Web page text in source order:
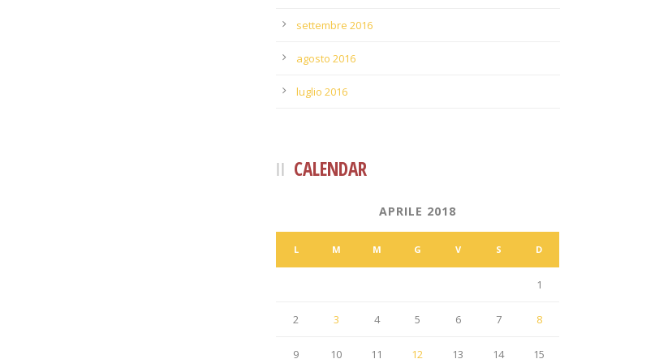
settembre 2016
agosto 2016
luglio 2016
CALENDAR
APRILE 2018
L M M G V S D
1
2 3 4 5 6 7 8
9 10 11 12 13 14 15